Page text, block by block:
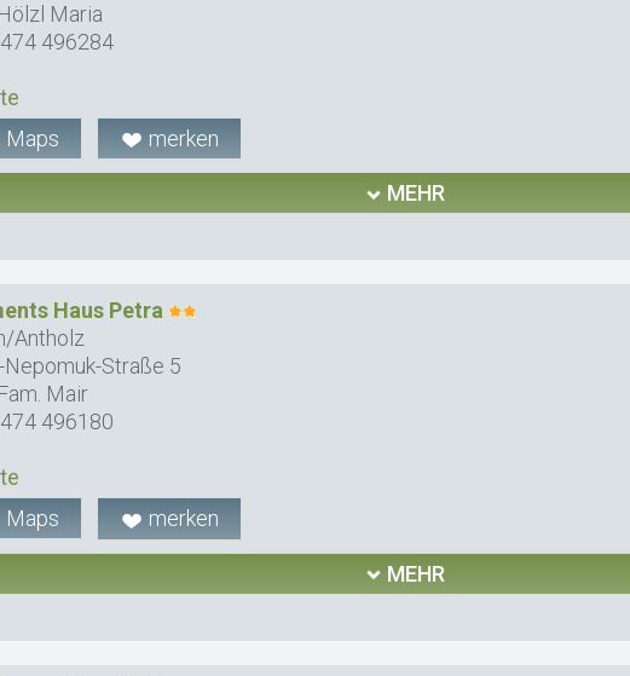
Hölzl Maria
496284
Maps
merken
MEHR
Haus Petra
Antholz
Nepomuk-Straße 5
Fam. Mair
496180
Maps
merken
MEHR